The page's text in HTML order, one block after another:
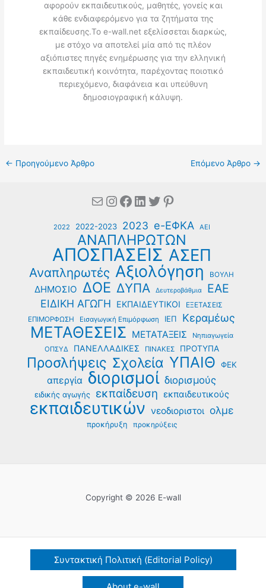
αφορούν εκπαιδευτικούς, μαθητές, γονείς και
κάθε ενδιαφερόμενο για τα ζητήματα της
εκπαίδευσης.Το e-wall.net εξελίσσεται διαρκώς,
με στόχο να αποτελεί μία από τις πλέον
αξιόπιστες πηγές ενημέρωσης για την ελληνική
εκπαιδευτική κοινότητα, παρέχοντας ποιοτικό
περιεχόμενο, διαφάνεια και υπεύθυνη
δημοσιογραφική κάλυψη.
← Προηγούμενο Άρθρο Επόμενο Άρθρο →
MailInstagram
Facebook
Linkedin
Twitter
Pinterest
2022 2022-2023 2023 e-ΕΦΚΑ ΑΕΙ
ΑΝΑΠΛΗΡΩΤΩΝ
ΑΠΟΣΠΑΣΕΙΣ ΑΣΕΠ
Αναπληρωτές Αξιολόγηση ΒΟΥΛΗ
ΔΗΜΟΣΙΟ ΔΟΕ ΔΥΠΑ Δευτεροβάθμια ΕΑΕ
ΕΙΔΙΚΗ ΑΓΩΓΗ ΕΚΠΑΙΔΕΥΤΙΚΟΙ ΕΞΕΤΑΣΕΙΣ
ΕΠΙΜΟΡΦΩΣΗ Εισαγωγική Επιμόρφωση ΙΕΠ Κεραμέως
ΜΕΤΑΘΕΣΕΙΣ ΜΕΤΑΤΑΞΕΙΣ
Νηπιαγωγεία
ΟΠΣΥΔ
ΠΑΝΕΛΛΑΔΙΚΕΣ ΠΙΝΑΚΕΣ ΠΡΟΤΥΠΑ
Προσλήψεις Σχολεία ΥΠΑΙΘ ΦΕΚ
απεργία διορισμοί διορισμούς
ειδικής αγωγής εκπαίδευση εκπαιδευτικούς
εκπαιδευτικών νεοδιοριστοι ολμε
προκήρυξη προκηρύξεις
Copyright © 2026 E-wall
Συντακτική Πολιτική (Editorial Policy)